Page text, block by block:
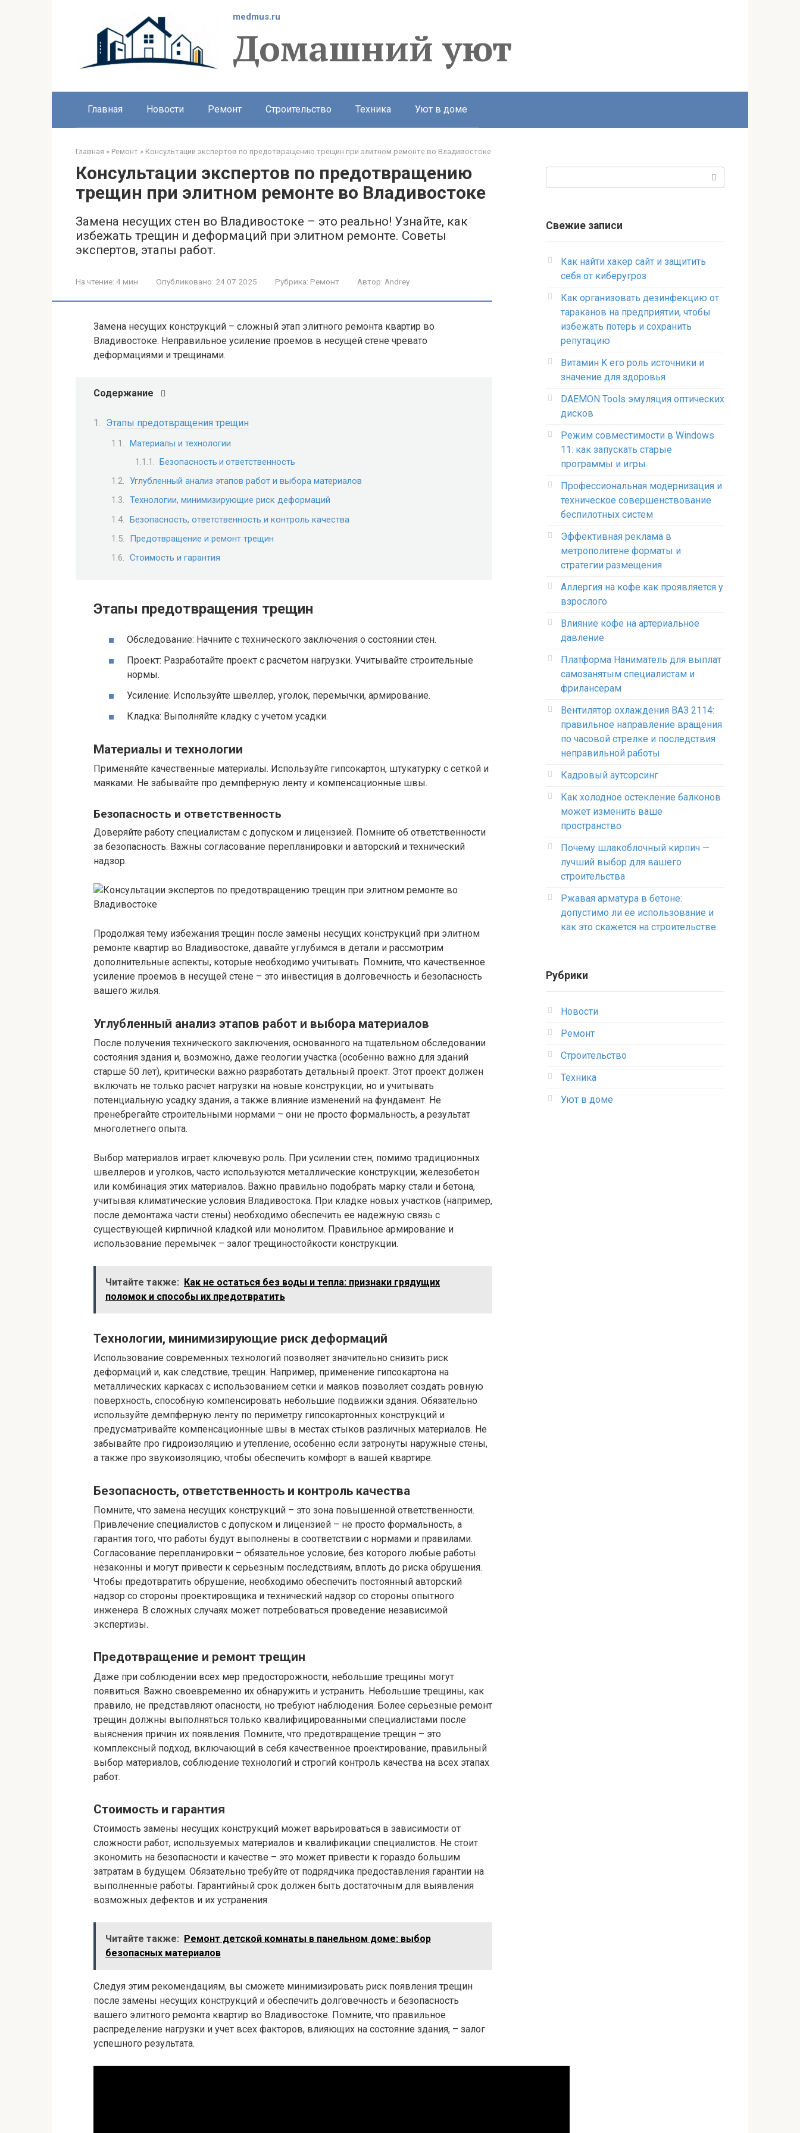
medmus.ru
Домашний уют
Главная Новости Ремонт Строительство Техника Уют в доме
Главная » Ремонт » Консультации экспертов по предотвращению трещин при элитном ремонте во Владивостоке
Консультации экспертов по предотвращению
трещин при элитном ремонте во Владивостоке
Замена несущих стен во Владивостоке – это реально! Узнайте, как
избежать трещин и деформаций при элитном ремонте. Советы
экспертов, этапы работ.
На чтение: 4 мин Опубликовано: 24.07.2025 Рубрика: Ремонт Автор: Andrey
Замена несущих конструкций – сложный этап элитного ремонта квартир во
Владивостоке. Неправильное усиление проемов в несущей стене чревато
деформациями и трещинами.
Содержание
Этапы предотвращения трещин
Материалы и технологии
Безопасность и ответственность
Углубленный анализ этапов работ и выбора материалов
Технологии, минимизирующие риск деформаций
Безопасность, ответственность и контроль качества
Предотвращение и ремонт трещин
Стоимость и гарантия
Этапы предотвращения трещин
Обследование: Начните с технического заключения о состоянии стен.
Проект: Разработайте проект с расчетом нагрузки. Учитывайте строительные
нормы.
Усиление: Используйте швеллер, уголок, перемычки, армирование.
Кладка: Выполняйте кладку с учетом усадки.
Материалы и технологии
Применяйте качественные материалы. Используйте гипсокартон, штукатурку с сеткой и
маяками. Не забывайте про демпферную ленту и компенсационные швы.
Безопасность и ответственность
Доверяйте работу специалистам с допуском и лицензией. Помните об ответственности
за безопасность. Важны согласование перепланировки и авторский и технический
надзор.
Продолжая тему избежания трещин после замены несущих конструкций при элитном
ремонте квартир во Владивостоке, давайте углубимся в детали и рассмотрим
дополнительные аспекты, которые необходимо учитывать. Помните, что качественное
усиление проемов в несущей стене – это инвестиция в долговечность и безопасность
вашего жилья.
Углубленный анализ этапов работ и выбора материалов
После получения технического заключения, основанного на тщательном обследовании
состояния здания и, возможно, даже геологии участка (особенно важно для зданий
старше 50 лет), критически важно разработать детальный проект. Этот проект должен
включать не только расчет нагрузки на новые конструкции, но и учитывать
потенциальную усадку здания, а также влияние изменений на фундамент. Не
пренебрегайте строительными нормами – они не просто формальность, а результат
многолетнего опыта.
Выбор материалов играет ключевую роль. При усилении стен, помимо традиционных
швеллеров и уголков, часто используются металлические конструкции, железобетон
или комбинация этих материалов. Важно правильно подобрать марку стали и бетона,
учитывая климатические условия Владивостока. При кладке новых участков (например,
после демонтажа части стены) необходимо обеспечить ее надежную связь с
существующей кирпичной кладкой или монолитом. Правильное армирование и
использование перемычек – залог трещиностойкости конструкции.
Читайте также: Как не остаться без воды и тепла: признаки грядущих
поломок и способы их предотвратить
Технологии, минимизирующие риск деформаций
Использование современных технологий позволяет значительно снизить риск
деформаций и, как следствие, трещин. Например, применение гипсокартона на
металлических каркасах с использованием сетки и маяков позволяет создать ровную
поверхность, способную компенсировать небольшие подвижки здания. Обязательно
используйте демпферную ленту по периметру гипсокартонных конструкций и
предусматривайте компенсационные швы в местах стыков различных материалов. Не
забывайте про гидроизоляцию и утепление, особенно если затронуты наружные стены,
а также про звукоизоляцию, чтобы обеспечить комфорт в вашей квартире.
Безопасность, ответственность и контроль качества
Помните, что замена несущих конструкций – это зона повышенной ответственности.
Привлечение специалистов с допуском и лицензией – не просто формальность, а
гарантия того, что работы будут выполнены в соответствии с нормами и правилами.
Согласование перепланировки – обязательное условие, без которого любые работы
незаконны и могут привести к серьезным последствиям, вплоть до риска обрушения.
Чтобы предотвратить обрушение, необходимо обеспечить постоянный авторский
надзор со стороны проектировщика и технический надзор со стороны опытного
инженера. В сложных случаях может потребоваться проведение независимой
экспертизы.
Предотвращение и ремонт трещин
Даже при соблюдении всех мер предосторожности, небольшие трещины могут
появиться. Важно своевременно их обнаружить и устранить. Небольшие трещины, как
правило, не представляют опасности, но требуют наблюдения. Более серьезные ремонт
трещин должны выполняться только квалифицированными специалистами после
выяснения причин их появления. Помните, что предотвращение трещин – это
комплексный подход, включающий в себя качественное проектирование, правильный
выбор материалов, соблюдение технологий и строгий контроль качества на всех этапах
работ.
Стоимость и гарантия
Стоимость замены несущих конструкций может варьироваться в зависимости от
сложности работ, используемых материалов и квалификации специалистов. Не стоит
экономить на безопасности и качестве – это может привести к гораздо большим
затратам в будущем. Обязательно требуйте от подрядчика предоставления гарантии на
выполненные работы. Гарантийный срок должен быть достаточным для выявления
возможных дефектов и их устранения.
Читайте также:
Ремонт детской комнаты в панельном доме: выбор
безопасных материалов
Следуя этим рекомендациям, вы сможете минимизировать риск появления трещин
после замены несущих конструкций и обеспечить долговечность и безопасность
вашего элитного ремонта квартир во Владивостоке. Помните, что правильное
распределение нагрузки и учет всех факторов, влияющих на состояние здания, – залог
успешного результата.
Свежие записи
Как найти хакер сайт и защитить
себя от киберугроз
Как организовать дезинфекцию от
тараканов на предприятии, чтобы
избежать потерь и сохранить
репутацию
Витамин K его роль источники и
значение для здоровья
DAEMON Tools эмуляция оптических
дисков
Режим совместимости в Windows
11: как запускать старые
программы и игры
Профессиональная модернизация и
техническое совершенствование
беспилотных систем
Эффективная реклама в
метрополитене форматы и
стратегии размещения
Аллергия на кофе как проявляется у
взрослого
Влияние кофе на артериальное
давление
Платформа Наниматель для выплат
самозанятым специалистам и
фрилансерам
Вентилятор охлаждения ВАЗ 2114:
правильное направление вращения
по часовой стрелке и последствия
неправильной работы
Кадровый аутсорсинг
Как холодное остекление балконов
может изменить ваше
пространство
Почему шлакоблочный кирпич —
лучший выбор для вашего
строительства
Ржавая арматура в бетоне:
допустимо ли ее использование и
как это скажется на строительстве
Рубрики
Новости
Ремонт
Строительство
Техника
Уют в доме